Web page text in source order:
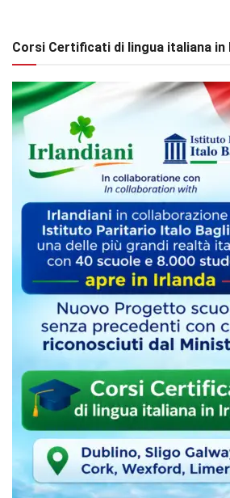
Corsi Certificati di lingua italiana in